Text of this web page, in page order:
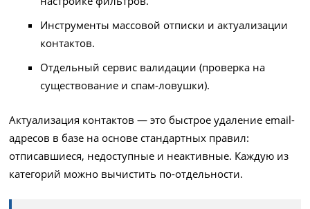
Инструменты массовой отписки и актуализации
контактов.
Отдельный сервис валидации (проверка на
существование и спам-ловушки).
Актуализация контактов — это быстрое удаление email-
адресов в базе на основе стандартных правил:
отписавшиеся, недоступные и неактивные. Каждую из
категорий можно вычистить по-отдельности.